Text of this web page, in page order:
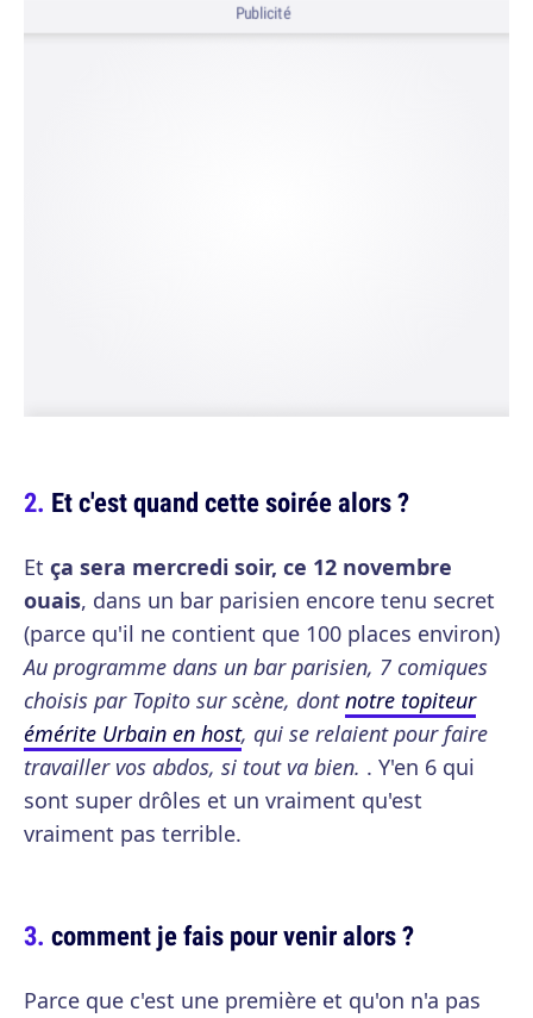
Publicité
Et c'est quand cette soirée alors ?
Et ça sera mercredi soir, ce 12 novembre
ouais, dans un bar parisien encore tenu secret
(parce qu'il ne contient que 100 places environ)
Au programme dans un bar parisien, 7 comiques
choisis par Topito sur scène, dontnotre topiteur
émérite Urbain en host, qui se relaient pour faire
travailler vos abdos, si tout va bien. . Y'en 6 qui
sont super drôles et un vraiment qu'est
vraiment pas terrible.
comment je fais pour venir alors ?
Parce que c'est une première et qu'on n'a pas